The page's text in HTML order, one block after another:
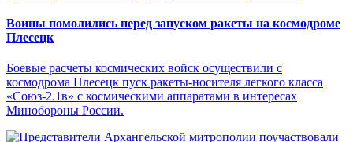
Воины помолились перед запуском ракеты на космодроме
Плесецк
Боевые расчеты космических войск осуществили с
космодрома Плесецк пуск ракеты-носителя легкого класса
«Союз-2.1в» с космическими аппаратами в интересах
Минобороны России.